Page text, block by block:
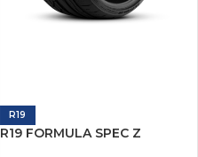
R19
R19 FORMULA SPEC Z